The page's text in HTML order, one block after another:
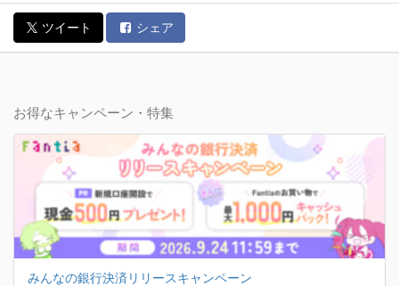
ツイート シェア
お得なキャンペーン・特集
みんなの銀行決済リリースキャンペーン